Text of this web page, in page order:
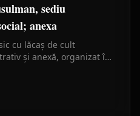
sediu
anexa
cu lăcaș de cult
și anexă, organizat în